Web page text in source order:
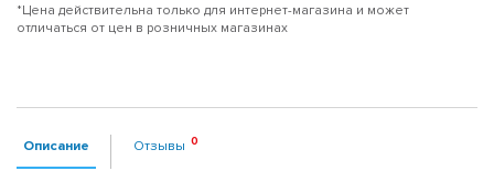
*Цена действительна только для интернет-магазина и может
отличаться от цен в розничных магазинах
Описание Отзывы